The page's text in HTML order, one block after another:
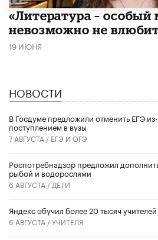
​«Литература –
невозможно не
19 ИЮНЯ
НОВОСТИ
В Госдуме предложили отменить ЕГЭ
поступлением в вузы
7 АВГУСТА / ЕГЭ И ОГЭ
Роспотребнадзор предложил
рыбой и водорослями
6 АВГУСТА / ДЕТИ
​Яндекс обучил более 20 тысяч
6 АВГУСТА /УЧИТЕЛЯ